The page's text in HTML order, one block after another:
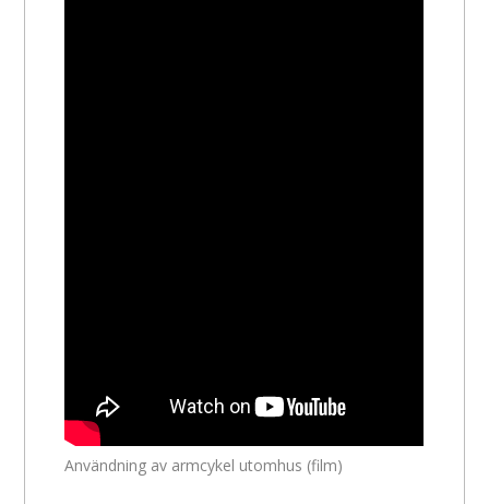
Användning av armcykel utomhus (film)